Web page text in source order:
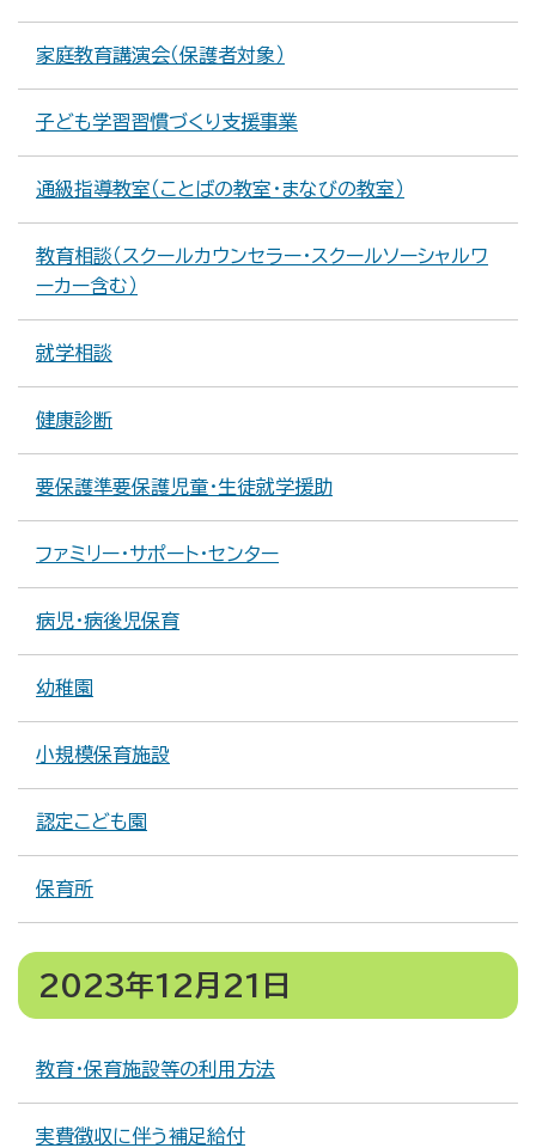
家庭教育講演会（保護者対象）
子ども学習習慣づくり支援事業
通級指導教室（ことばの教室・まなびの教室）
教育相談（スクールカウンセラー・スクールソーシャルワ
ーカー含む）
就学相談
健康診断
要保護準要保護児童・生徒就学援助
ファミリー・サポート・センター
病児・病後児保育
幼稚園
小規模保育施設
認定こども園
保育所
2023年12月21日
教育・保育施設等の利用方法
実費徴収に伴う補足給付